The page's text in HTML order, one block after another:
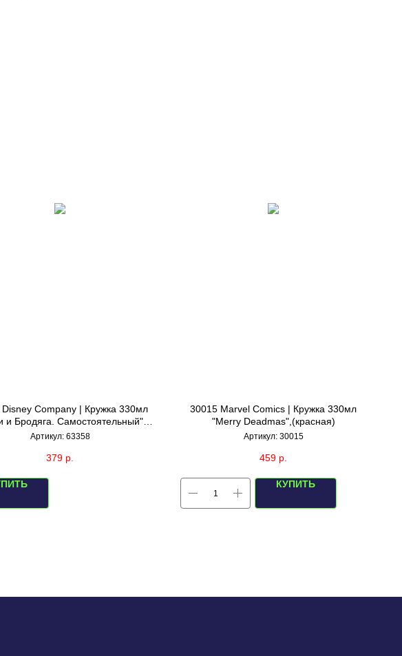
Company | Кружка 330мл
и Бродяга. Самостоятельный"
(белая)
Артикул: 63358
379 р.
30015 Marvel Comics | Кружка 330мл
"Merry Deadmas",(красная)
Артикул: 30015
459 р.
КУПИТЬ